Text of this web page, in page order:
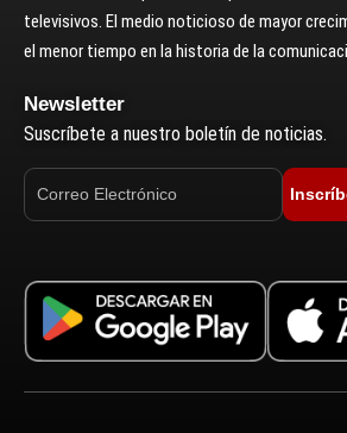
televisivos. El medio noticioso de mayor
el menor tiempo en la historia de la
Newsletter
Suscríbete a nuestro boletín de noticias.